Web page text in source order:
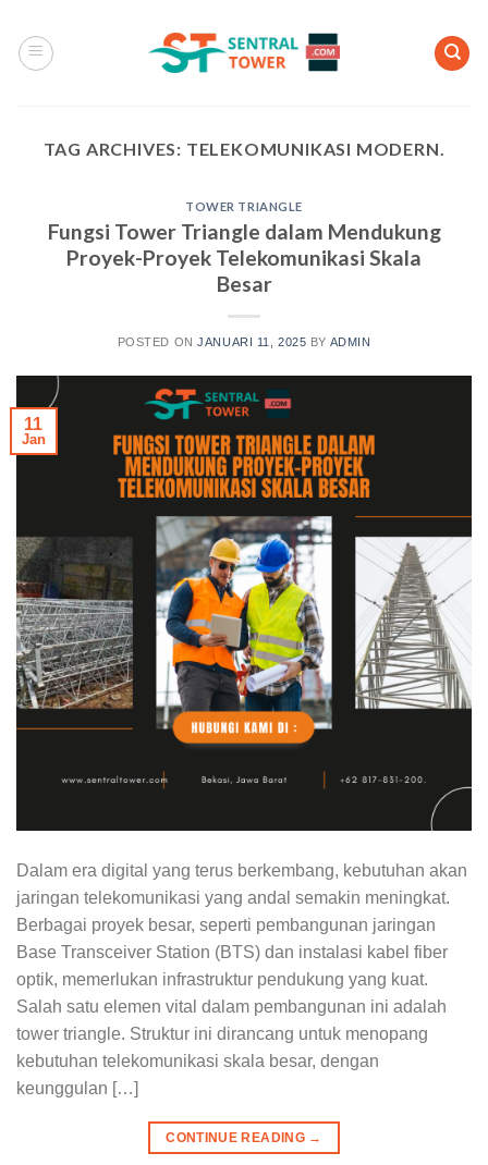
content
TAG ARCHIVES: TELEKOMUNIKASI MODERN.
TOWER TRIANGLE
Fungsi Tower Triangle dalam Mendukung
Proyek-Proyek Telekomunikasi Skala
Besar
POSTED ONJANUARI 11, 2025 BY ADMIN
11
Jan
Dalam era digital yang terus berkembang, kebutuhan akan
jaringan telekomunikasi yang andal semakin meningkat.
Berbagai proyek besar, seperti pembangunan jaringan
Base Transceiver Station (BTS) dan instalasi kabel fiber
optik, memerlukan infrastruktur pendukung yang kuat.
Salah satu elemen vital dalam pembangunan ini adalah
tower triangle. Struktur ini dirancang untuk menopang
kebutuhan telekomunikasi skala besar, dengan
keunggulan […]
CONTINUE READING →